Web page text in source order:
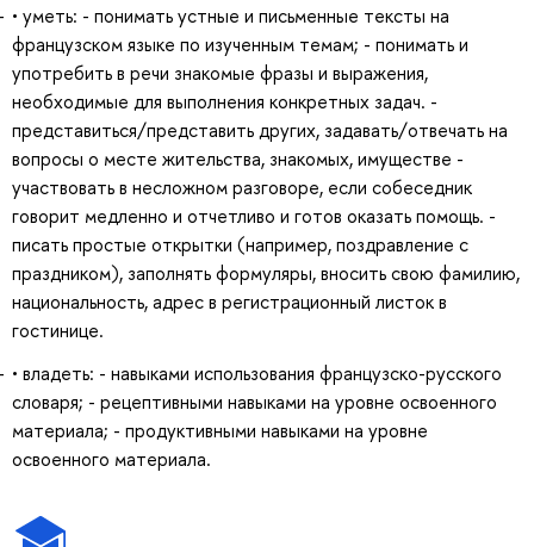
• уметь: - понимать устные и письменные тексты на
французском языке по изученным темам; - понимать и
употребить в речи знакомые фразы и выражения,
необходимые для выполнения конкретных задач. -
представиться/представить других, задавать/отвечать на
вопросы о месте жительства, знакомых, имуществе -
участвовать в несложном разговоре, если собеседник
говорит медленно и отчетливо и готов оказать помощь. -
писать простые открытки (например, поздравление с
праздником), заполнять формуляры, вносить свою фамилию,
национальность, адрес в регистрационный листок в
гостинице.
• владеть: - навыками использования французско-русского
словаря; - рецептивными навыками на уровне освоенного
материала; - продуктивными навыками на уровне
освоенного материала.